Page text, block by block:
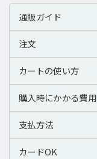
通販ガイド
注文
カートの使い方
購入時にかかる費用
支払方法
カードOK